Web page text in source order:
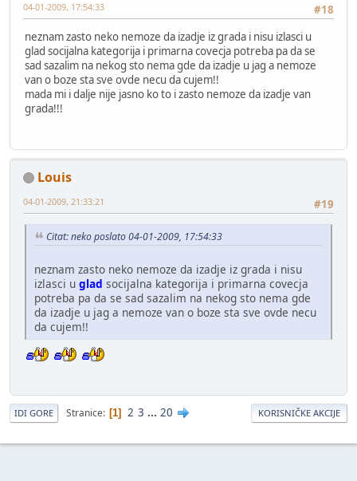
#18
04-01-2009, 17:54:33
neznam zasto neko nemoze da izadje iz grada i nisu izlasci u
glad socijalna kategorija i primarna covecja potreba pa da se
sad sazalim na nekog sto nema gde da izadje u jag a nemoze
van o boze sta sve ovde necu da cujem!!
mada mi i dalje nije jasno ko to i zasto nemoze da izadje van
grada!!!
Louis
#19
04-01-2009, 21:33:21
Citat: neko poslato 04-01-2009, 17:54:33
neznam zasto neko nemoze da izadje iz grada i nisu
izlasci u glad socijalna kategorija i primarna covecja
potreba pa da se sad sazalim na nekog sto nema gde
da izadje u jag a nemoze van o boze sta sve ovde necu
da cujem!!
IDI GORE Stranice 1 2 3 ... 20 KORISNIČKE AKCIJE